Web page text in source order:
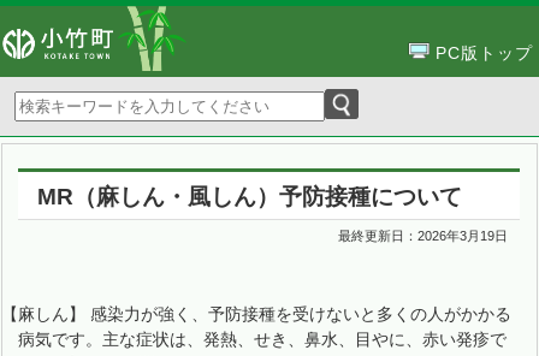
PC版トップ
MR（麻しん・風しん）予防接種について
最終更新日：2026年3月19日
【麻しん】 感染力が強く、予防接種を受けないと多くの人がかかる
病気です。主な症状は、発熱、せき、鼻水、目やに、赤い発疹で